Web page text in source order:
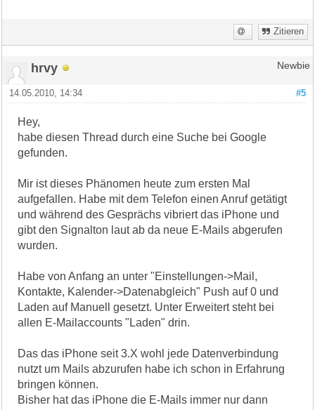
Zitieren
hrvy Newbie
#5
14.05.2010, 14:34
Hey,
habe diesen Thread durch eine Suche bei Google
gefunden.
Mir ist dieses Phänomen heute zum ersten Mal
aufgefallen. Habe mit dem Telefon einen Anruf getätigt
und während des Gesprächs vibriert das iPhone und
gibt den Signalton laut ab da neue E-Mails abgerufen
wurden.
Habe von Anfang an unter "Einstellungen->Mail,
Kontakte, Kalender->Datenabgleich" Push auf 0 und
Laden auf Manuell gesetzt. Unter Erweitert steht bei
allen E-Mailaccounts "Laden" drin.
Das das iPhone seit 3.X wohl jede Datenverbindung
nutzt um Mails abzurufen habe ich schon in Erfahrung
bringen können.
Bisher hat das iPhone die E-Mails immer nur dann